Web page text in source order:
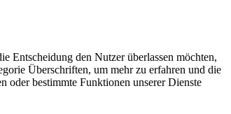
Entscheidung den Nutzer überlassen möchten,
Überschriften, um mehr zu erfahren und die
oder bestimmte Funktionen unserer Dienste